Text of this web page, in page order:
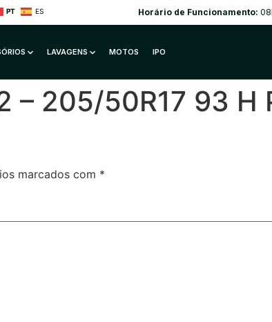
PT ES Horário de Funcionamento:
LAVAGENS MOTOS IPO
– 205/50R17 93 H
marcados com *